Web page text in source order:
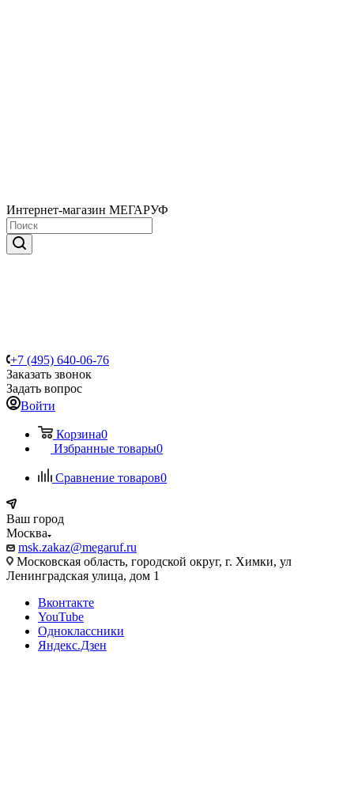
Интернет-магазин МЕГАРУФ
+7 (495) 640-06-76
Заказать звонок
Задать вопрос
Войти
Корзина0
Избранные товары0
Сравнение товаров0
Ваш город
Москва
msk.zakaz@megaruf.ru
Московская область, городской округ, г. Химки, ул
Ленинградская улица, дом 1
Вконтакте
YouTube
Одноклассники
Яндекс.Дзен